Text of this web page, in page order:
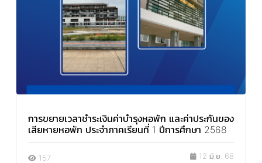
การขยายเวลาชำระเงินค่าบำรุงหอพัก และค่าประกันของ
เสียหายหอพัก ประจำภาคเรียนที่ 1 ปีการศึกษา 2568
157 12 มิ.ย. 68